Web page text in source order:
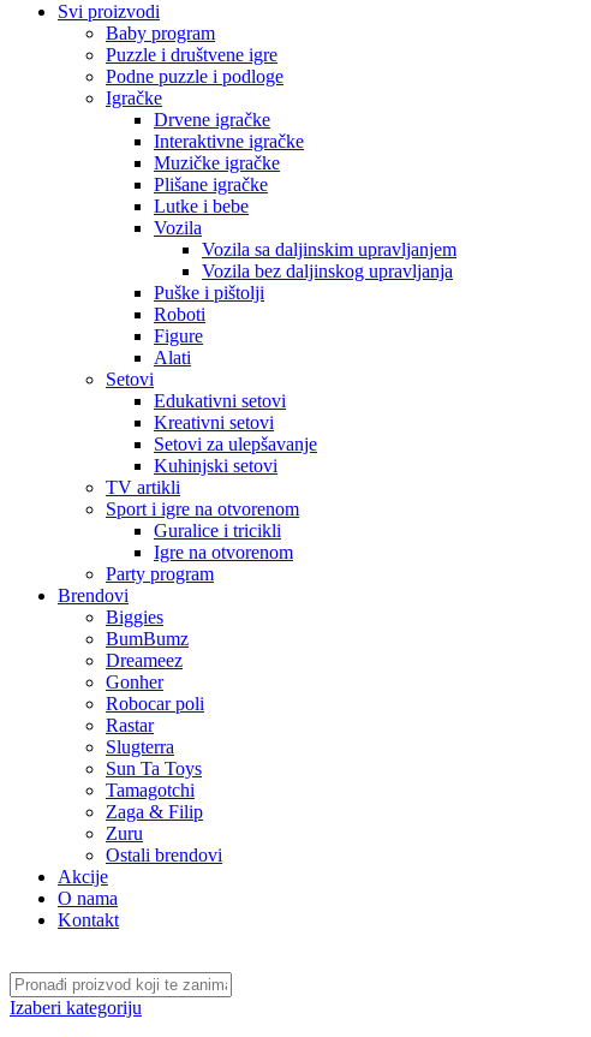
Svi proizvodi
Baby program
Puzzle i društvene igre
Podne puzzle i podloge
Igračke
Drvene igračke
Interaktivne igračke
Muzičke igračke
Plišane igračke
Lutke i bebe
Vozila
Vozila sa daljinskim upravljanjem
Vozila bez daljinskog upravljanja
Puške i pištolji
Roboti
Figure
Alati
Setovi
Edukativni setovi
Kreativni setovi
Setovi za ulepšavanje
Kuhinjski setovi
TV artikli
Sport i igre na otvorenom
Guralice i tricikli
Igre na otvorenom
Party program
Brendovi
Biggies
BumBumz
Dreameez
Gonher
Robocar poli
Rastar
Slugterra
Sun Ta Toys
Tamagotchi
Zaga & Filip
Zuru
Ostali brendovi
Akcije
O nama
Kontakt
Izaberi kategoriju